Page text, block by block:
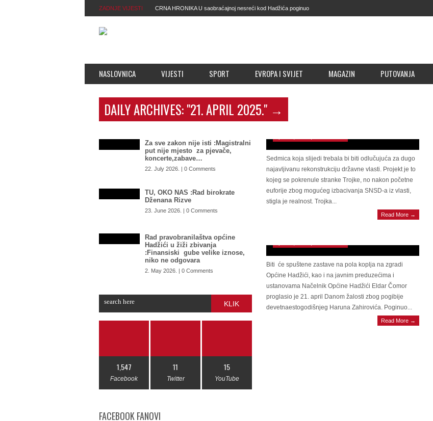
ZADNJE VIJESTI CRNA HRONIKA U saobraćajnoj nesreći kod Hadžića poginuo
NASLOVNICA VIJESTI SPORT EVROPA I SVIJET MAGAZIN PUTOVANJA
DAILY ARCHIVES:"21. APRIL 2025." →
Za sve zakon nije isti :Magistralni
put nije mjesto za pjevače,
koncerte,zabave…
22. July 2026. | 0 Comments
TU, OKO NAS :Rad birokrate
Dženana Rizve
23. June 2026. | 0 Comments
Rad pravobranilaštva općine
Hadžići u žiži zbivanja
:Finansiski gube velike iznose,
niko ne odgovara
2. May 2026. | 0 Comments
KLIK
1,547
Facebook
11
Twitter
15
YouTube
FACEBOOK FANOVI
sedmica raspleta za državnu vlast: Može li Čović
Sedmica koja slijedi trebala bi biti odlučujuća za dugo
najavljivanu rekonstrukciju državne vlasti. Projekt je to
kojeg se pokrenule stranke Trojke, no nakon početne
euforije zbog mogućeg izbacivanja SNSD-a iz vlasti,
stigla je realnost. Trojka...
Read More →
IMAO 19. GODINA Danas Dan žalosti u
Biti će spuštene zastave na pola koplja na zgradi
Općine Hadžići, kao i na javnim preduzećima i
ustanovama Načelnik Općine Hadžići Eldar Čomor
proglasio je 21. april Danom žalosti zbog pogibije
devetnaestogodišnjeg Haruna Zahirovića. Poginuo...
Read More →